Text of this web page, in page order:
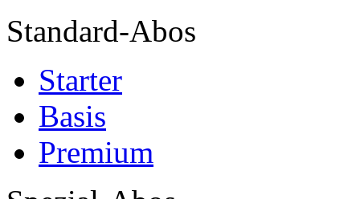
Standard-Abos
Starter
Basis
Premium